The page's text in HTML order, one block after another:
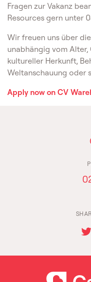
Fragen zur Vakanz
Resources gern unter
Wir freuen uns über
unabhängig vom
kultureller Herkunft,
Weltanschauung oder
Apply now on CV